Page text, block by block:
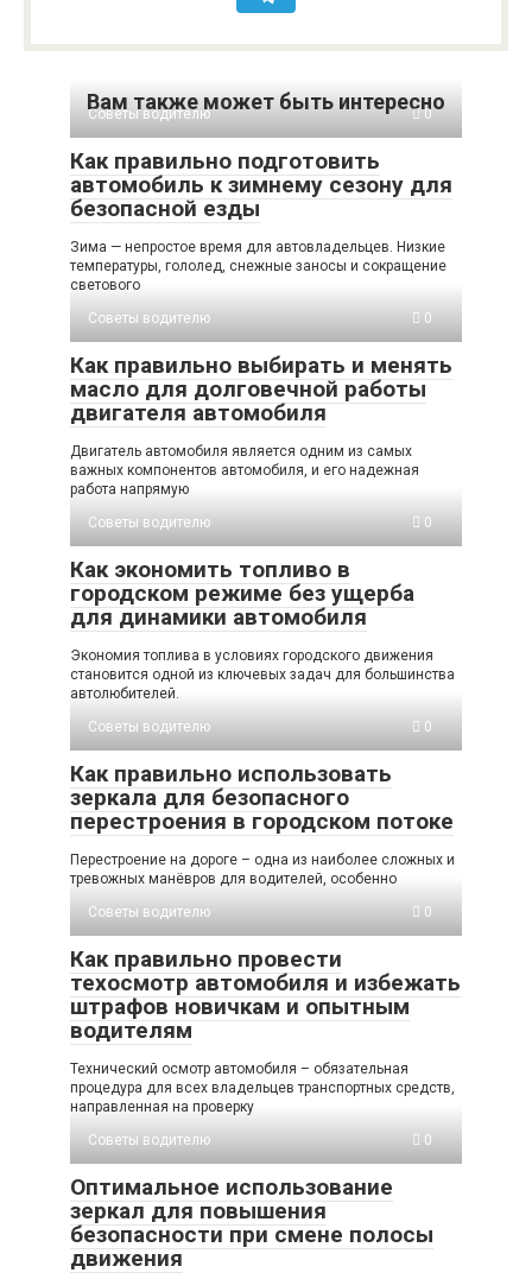
Вам также может быть интересно
Советы водителю 0
Как правильно подготовить
автомобиль к зимнему сезону для
безопасной езды
Зима — непростое время для автовладельцев. Низкие
температуры, гололед, снежные заносы и сокращение
светового
Советы водителю
0
Как правильно выбирать и менять
масло для долговечной работы
двигателя автомобиля
Двигатель автомобиля является одним из самых
важных компонентов автомобиля, и его надежная
работа напрямую
Советы водителю
0
Как экономить топливо в
городском режиме без ущерба
для динамики автомобиля
Экономия топлива в условиях городского движения
становится одной из ключевых задач для большинства
автолюбителей.
Советы водителю
0
Как правильно использовать
зеркала для безопасного
перестроения в городском потоке
Перестроение на дороге – одна из наиболее сложных и
тревожных манёвров для водителей, особенно
Советы водителю
0
Как правильно провести
техосмотр автомобиля и избежать
штрафов новичкам и опытным
водителям
Технический осмотр автомобиля – обязательная
процедура для всех владельцев транспортных средств,
направленная на проверку
Советы водителю
0
Оптимальное использование
зеркал для повышения
безопасности при смене полосы
движения